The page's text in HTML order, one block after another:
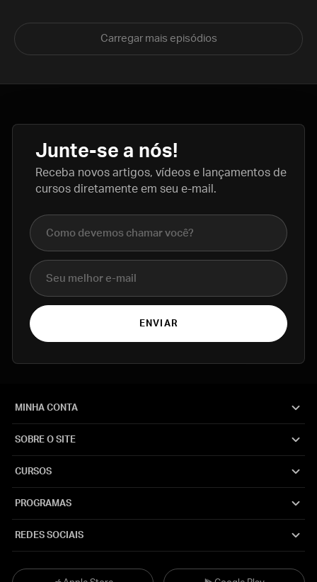
Carregar mais episódios
Junte-se a nós!
Receba novos artigos, vídeos e lançamentos de
cursos diretamente em seu e-mail.
Nome completo
E-mail
ENVIAR
MINHA CONTA
SOBRE O SITE
CURSOS
PROGRAMAS
REDES SOCIAIS